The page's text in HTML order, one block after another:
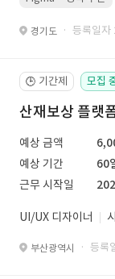
경기도 · 등록일자
🕒 기간제 모집
산재보상 플랫
예상 금액
예상 기간
60
근무 시작일
UI/UX 디자이너
부산광역시 · 등록